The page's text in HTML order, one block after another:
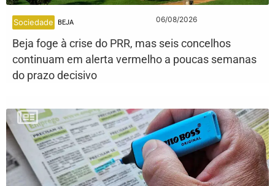
Sociedade BEJA 06/08/2026
Beja foge à crise do PRR, mas seis concelhos
continuam em alerta vermelho a poucas semanas
do prazo decisivo